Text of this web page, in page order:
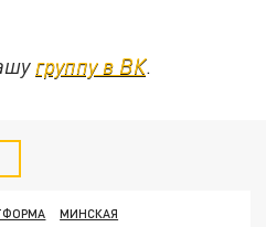
группу в ВК.
МИНСКАЯ